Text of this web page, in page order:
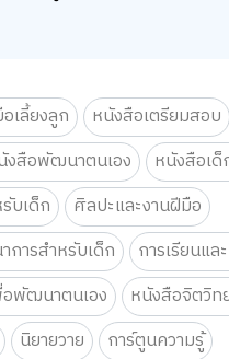
เลี้ยงลูก
หนังสือเตรียมสอบ
งสือพัฒนาตนเอง
หนังสือเ
บเด็ก
ศิลปะและงานฝีมือ
การสำหรับเด็ก
การเรียนแล
อพัฒนาตนเอง
หนังสือจิตวิท
นิยายวาย
การ์ตูนความรู้